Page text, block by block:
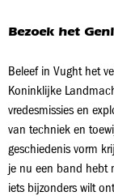
Bezoek het
Beleef in Vught het
Koninklijke
vredesmissies en
van techniek en
geschiedenis vorm
je nu een band hebt
iets bijzonders wilt